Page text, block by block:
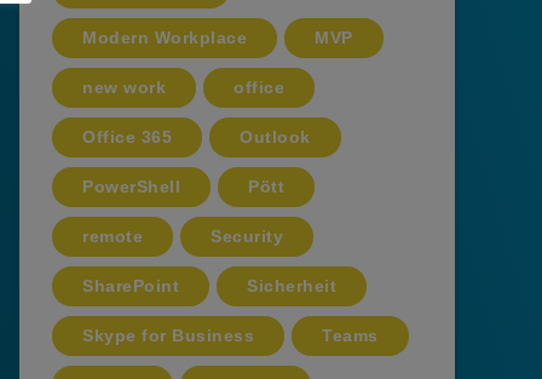
Modern Workplace MVP
new work office
Office 365 Outlook
PowerShell Pött
remote Security
SharePoint Sicherheit
Skype for Business Teams